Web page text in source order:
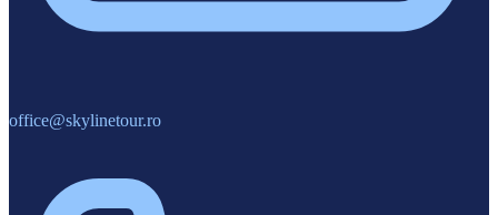
office@skylinetour.ro